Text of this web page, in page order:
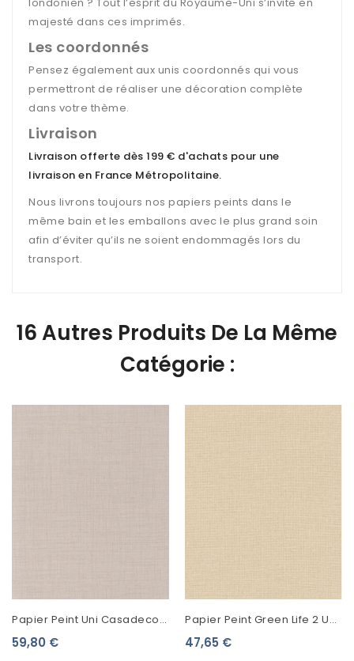
majesté dans ces imprimés.
Les coordonnés
Pensez également aux unis coordonnés qui vous
permettront de réaliser une décoration complète
dans votre thème.
Livraison
Livraison offerte dès 199 € d'achats pour une
livraison en France Métropolitaine.
Nous livrons toujours nos papiers peints dans le
même bain et les emballons avec le plus grand soin
afin d’éviter qu’ils ne soient endommagés lors du
transport.
16 Autres Produits De La Même
Catégorie :
Papier Peint Uni Casadeco
Tweed Sable 85472172
59,80 €
Papier Peint Green Life 2 Uni
Mat Lin 104011136
47,65 €